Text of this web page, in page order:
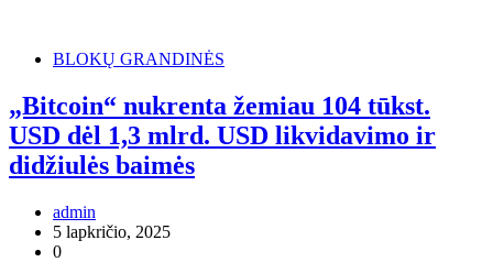
BLOKŲ GRANDINĖS
„Bitcoin“ nukrenta žemiau 104 tūkst.
USD dėl 1,3 mlrd. USD likvidavimo ir
didžiulės baimės
admin
5 lapkričio, 2025
0